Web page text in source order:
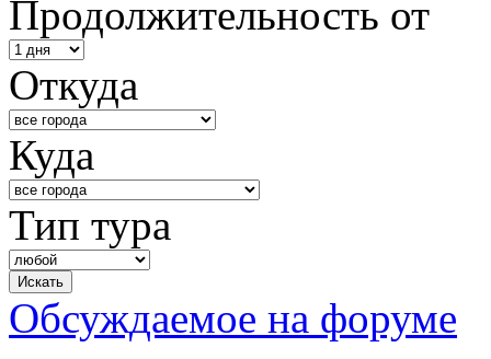
Продолжительность от
Откуда
Куда
Тип тура
Обсуждаемое на форуме